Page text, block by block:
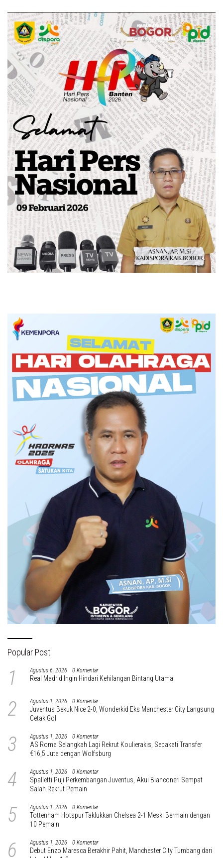
Popular Post
1 Agustus 6, 2026 0 Komentar
Real Madrid Ingin Hindari Kehilangan Bintang Utama
2 Agustus 1, 2026 0 Komentar
Juventus Bekuk Nice 2-0, Wonderkid Eks Manchester City Langsung
Cetak Gol
3 Agustus 1, 2026 0 Komentar
AS Roma Selangkah Lagi Rekrut Koulierakis, Sepakati Transfer
€16,5 Juta dengan Wolfsburg
4 Agustus 1, 2026 0 Komentar
Spalletti Puji Perkembangan Juventus, Akui Bianconeri Sempat
Salah Rekrut Pemain
5 Agustus 1, 2026 0 Komentar
Tottenham Hotspur Taklukkan Chelsea 2-1 Meski Bermain dengan
10 Pemain
6 Agustus 1, 2026 0 Komentar
Debut Enzo Maresca Berakhir Pahit, Manchester City Tumbang dari